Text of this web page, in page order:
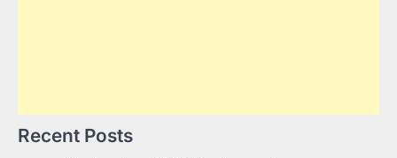
Recent Posts